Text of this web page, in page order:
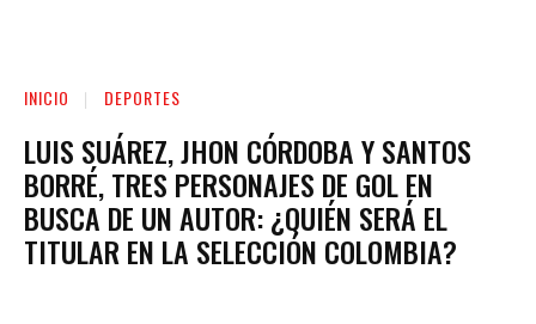
INICIO DEPORTES
LUIS SUÁREZ, JHON CÓRDOBA Y SANTOS
BORRÉ, TRES PERSONAJES DE GOL EN
BUSCA DE UN AUTOR: ¿QUIÉN SERÁ EL
TITULAR EN LA SELECCIÓN COLOMBIA?